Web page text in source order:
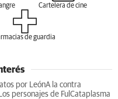
Cartelera de cine
de guardia
por LeónA la contra
personajes de Ful Cataplasma